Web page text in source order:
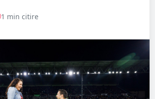
1 min citire